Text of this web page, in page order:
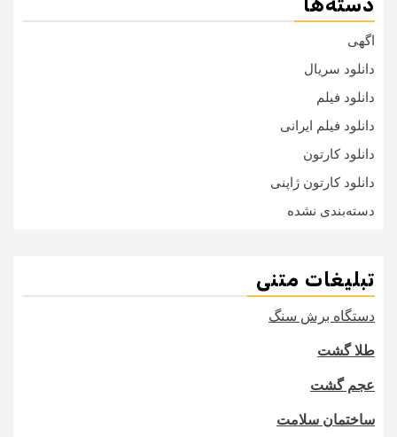
اگهی
دانلود سریال
دانلود فیلم
دانلود فیلم ایرانی
دانلود کارتون
دانلود کارتون ژاپنی
دسته‌بندی نشده
تبلیغات متنی
دستگاه برش سنگ
طلا گشت
عجم گشت
ساختمان سلامت